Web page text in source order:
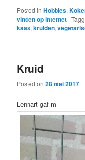
Posted in Hobbies,
vinden op internet |
kaas,kruiden,
Kruid
Posted on28 mei 2017
Lennart gaf m